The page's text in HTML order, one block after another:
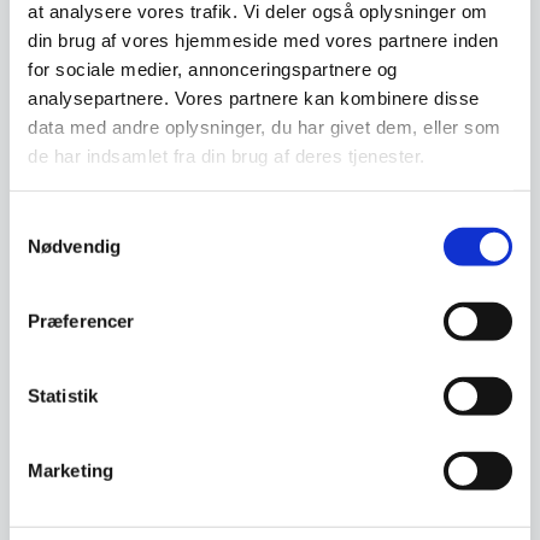
at analysere vores trafik. Vi deler også oplysninger om
din brug af vores hjemmeside med vores partnere inden
for sociale medier, annonceringspartnere og
analysepartnere. Vores partnere kan kombinere disse
data med andre oplysninger, du har givet dem, eller som
de har indsamlet fra din brug af deres tjenester.
Nødvendig
Præferencer
Statistik
Marketing
Har du spørgsmål til varen? Klik her
Vi prismatcher - Klik her
Relaterede varer
SPAR 19%